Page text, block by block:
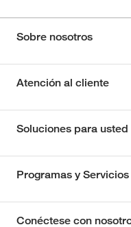
Sobre nosotros
Atención al cliente
Soluciones para usted
Programas y Servicios
Conéctese con